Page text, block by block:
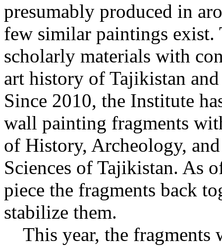
presumably produced in
few similar paintings exist.
scholarly materials with
art history of Tajikistan
Since 2010, the Institute
wall painting fragments
of History, Archeology,
Sciences of Tajikistan. As
piece the fragments back
stabilize them.
This year, the fragments